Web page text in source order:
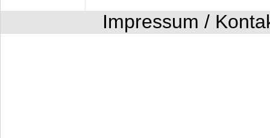
Impressum /